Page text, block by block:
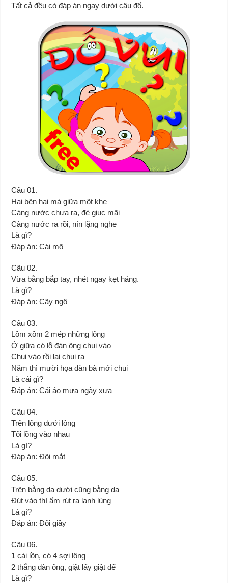
Tất cả đều có đáp án ngay dưới câu đố.
Câu 01.
Hai bên hai má giữa một khe
Càng nước chưa ra, đè giục mãi
Càng nước ra rồi, nín lặng nghe
Là gì?
Đáp án: Cái mõ
Câu 02.
Vừa bằng bắp tay, nhét ngay kẹt háng.
Là gì?
Đáp án: Cây ngô
Câu 03.
Lồm xồm 2 mép những lông
Ở giữa có lỗ đàn ông chui vào
Chui vào rồi lại chui ra
Năm thì mười họa đàn bà mới chui
Là cái gì?
Đáp án: Cái áo mưa ngày xưa
Câu 04.
Trên lông dưới lông
Tối lồng vào nhau
Là gì?
Đáp án: Đôi mắt
Câu 05.
Trên bằng da dưới cũng bằng da
Đút vào thì ấm rút ra lạnh lùng
Là gì?
Đáp án: Đôi giầy
Câu 06.
1 cái lồn, có 4 sợi lông
2 thắng đàn ông, giật lấy giật để
Là gì?